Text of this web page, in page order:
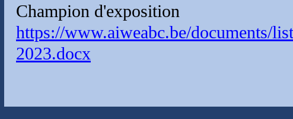
Champion d'exposition
https://www.aiweabc.be/documents/
2023.docx